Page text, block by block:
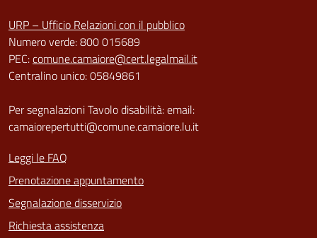
URP – Ufficio Relazioni con il pubblico
Numero verde: 800 015689
PEC:comune.camaiore@cert.legalmail.it
Centralino unico: 05849861
Per segnalazioni Tavolo disabilità: email:
camaiorepertutti@comune.camaiore.lu.it
Leggi le FAQ
Prenotazione appuntamento
Segnalazione disservizio
Richiesta assistenza